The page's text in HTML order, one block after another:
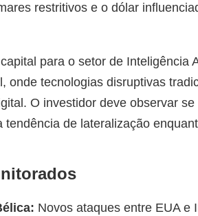
restritivos e o dólar
para o setor de Inteligência
onde tecnologias disruptivas
O investidor deve observar
tendência de lateralização
Novos ataques entre EUA e